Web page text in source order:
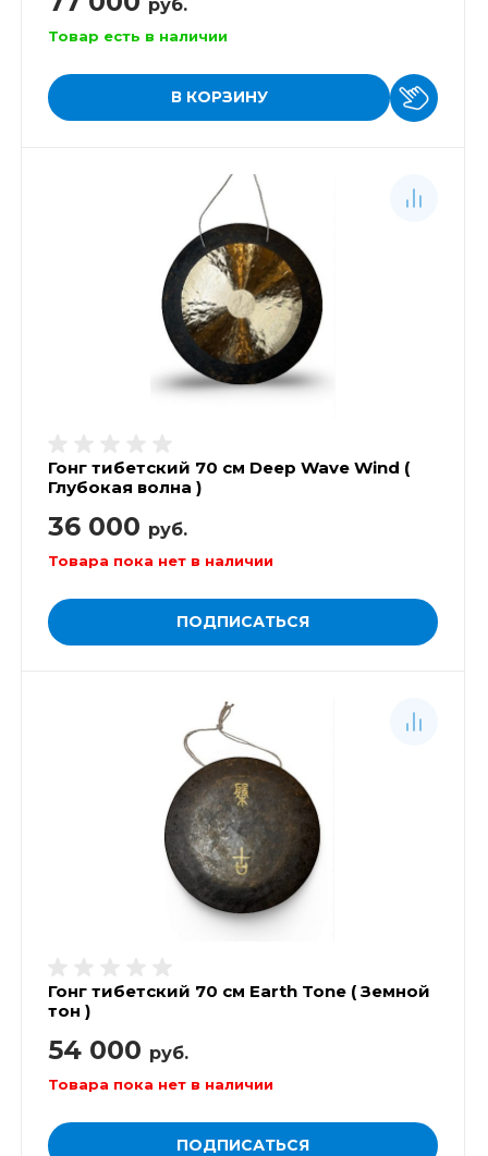
руб.
Товар есть в наличии
В КОРЗИНУ
Гонг тибетский 70 см Deep Wave Wind (
Глубокая волна )
36 000 руб.
Товара пока нет в наличии
ПОДПИСАТЬСЯ
Гонг тибетский 70 см Earth Tone ( Земной
тон )
54 000 руб.
Товара пока нет в наличии
ПОДПИСАТЬСЯ